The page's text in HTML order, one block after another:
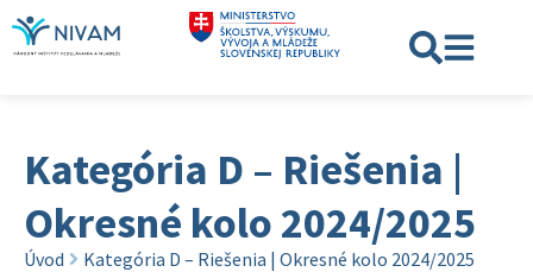
Kategória D – Riešenia |
Okresné kolo 2024/2025
Úvod Kategória D – Riešenia | Okresné kolo 2024/2025